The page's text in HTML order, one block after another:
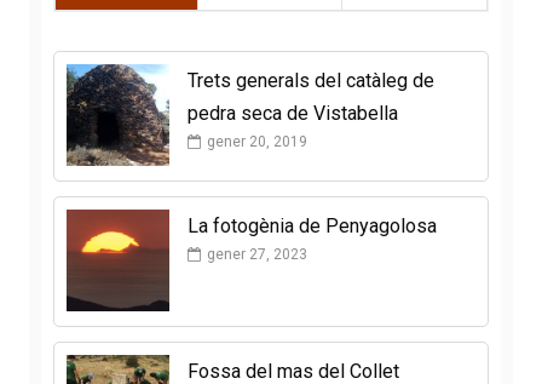
Trets generals del catàleg de
pedra seca de Vistabella
gener 20, 2019
La fotogènia de Penyagolosa
gener 27, 2023
Fossa del mas del Collet